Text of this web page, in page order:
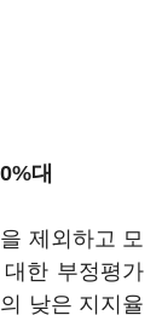
대
제외하고 모
한 부정평가
낮은 지지율